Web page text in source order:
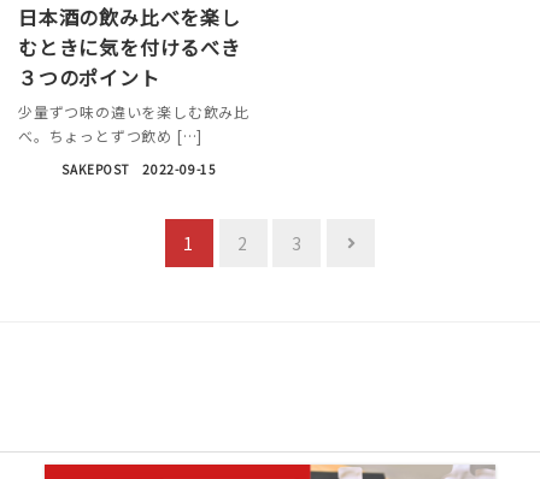
日本酒の飲み比べを楽し
むときに気を付けるべき
３つのポイント
少量ずつ味の違いを楽しむ飲み比
べ。ちょっとずつ飲め […]
SAKEPOST 2022-09-15
1 2 3